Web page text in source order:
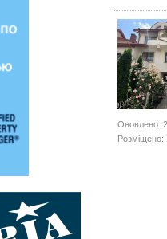
Оновлено:
Розміщено: